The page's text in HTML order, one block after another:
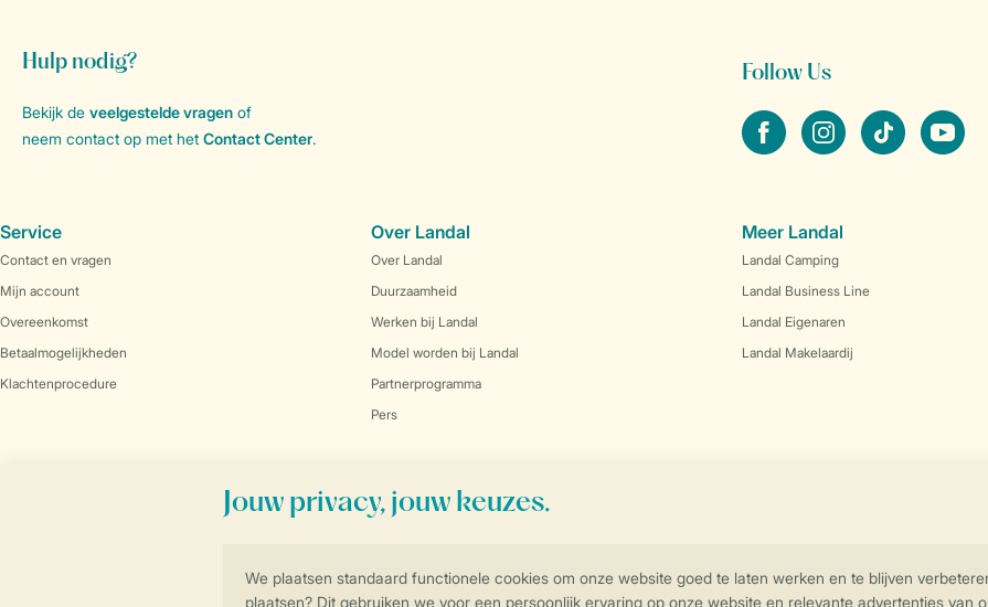
Hulp nodig?
Bekijk de veelgestelde vragen of
neem contact op met het Contact Center.
Follow Us
facebookinstagramtiktok youtube
Service
Contact en vragen
Mijn account
Overeenkomst
Betaalmogelijkheden
Klachtenprocedure
Over Landal
Over Landal
Duurzaamheid
Werken bij Landal
Model worden bij Landal
Partnerprogramma
Pers
Meer Landal
Landal Camping
Landal Business Line
Landal Eigenaren
Landal Makelaardij